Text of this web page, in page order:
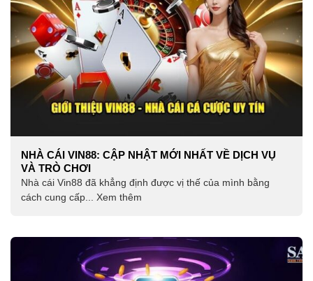
NHÀ CÁI VIN88: CẬP NHẬT MỚI NHẤT VỀ DỊCH VỤ
VÀ TRÒ CHƠI
Nhà cái Vin88 đã khẳng định được vị thế của mình bằng
cách cung cấp... Xem thêm